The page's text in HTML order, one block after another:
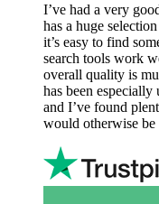
I’ve had a very
has a huge
it’s easy to find
search tools work
overall quality is
has been
and I’ve found
would otherwise